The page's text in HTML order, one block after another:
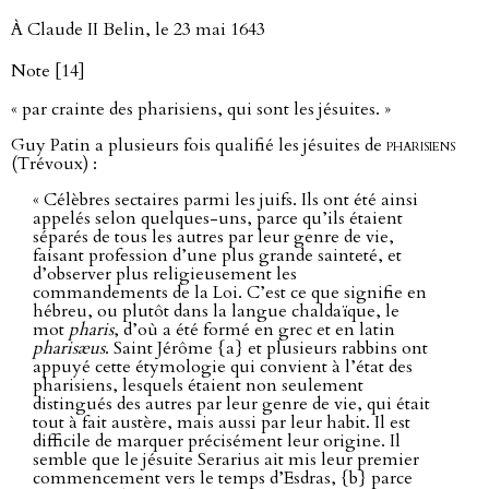
À Claude II Belin, le 23 mai 1643
Note [14]
« par crainte des pharisiens, qui sont les jésuites. »
Guy Patin a plusieurs fois qualifié les jésuites de pharisiens
(Trévoux) :
« Célèbres sectaires parmi les juifs. Ils ont été ainsi
appelés selon quelques-uns, parce qu’ils étaient
séparés de tous les autres par leur genre de vie,
faisant profession d’une plus grande sainteté, et
d’observer plus religieusement les
commandements de la Loi. C’est ce que signifie en
hébreu, ou plutôt dans la langue chaldaïque, le
mot pharis, d’où a été formé en grec et en latin
pharisæus. Saint Jérôme {a} et plusieurs rabbins ont
appuyé cette étymologie qui convient à l’état des
pharisiens, lesquels étaient non seulement
distingués des autres par leur genre de vie, qui était
tout à fait austère, mais aussi par leur habit. Il est
difficile de marquer précisément leur origine. Il
semble que le jésuite Serarius ait mis leur premier
commencement vers le temps d’Esdras, {b} parce